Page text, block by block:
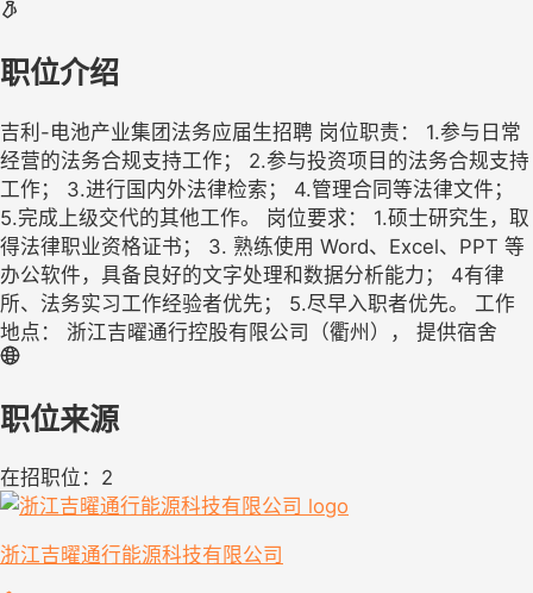
职位介绍
吉利-电池产业集团法务应届生招聘 岗位职责： 1.参与日常
经营的法务合规支持工作； 2.参与投资项目的法务合规支持
工作； 3.进行国内外法律检索； 4.管理合同等法律文件；
5.完成上级交代的其他工作。 岗位要求： 1.硕士研究生，取
得法律职业资格证书； 3. 熟练使用 Word、Excel、PPT 等
办公软件，具备良好的文字处理和数据分析能力； 4有律
所、法务实习工作经验者优先； 5.尽早入职者优先。 工作
地点： 浙江吉曜通行控股有限公司（衢州）， 提供宿舍
职位来源
在招职位：2
浙江吉曜通行能源科技有限公司